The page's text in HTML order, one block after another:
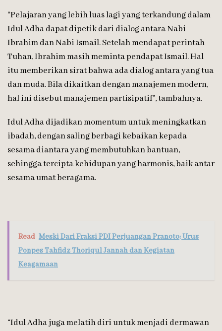
“Pelajaran yang lebih luas lagi yang terkandung dalam
Idul Adha dapat dipetik dari dialog antara Nabi
Ibrahim dan Nabi Ismail. Setelah mendapat perintah
Tuhan, Ibrahim masih meminta pendapat Ismail. Hal
itu memberikan sirat bahwa ada dialog antara yang tua
dan muda. Bila dikaitkan dengan manajemen modern,
hal ini disebut manajemen partisipatif”, tambahnya.
Idul Adha dijadikan momentum untuk meningkatkan
ibadah, dengan saling berbagi kebaikan kepada
sesama diantara yang membutuhkan bantuan,
sehingga tercipta kehidupan yang harmonis, baik antar
sesama umat beragama.
Read Meski Dari Fraksi PDI Perjuangan Pranoto; Urus
Ponpes Tahfidz Thoriqul Jannah dan Kegiatan
Keagamaan
“Idul Adha juga melatih diri untuk menjadi dermawan